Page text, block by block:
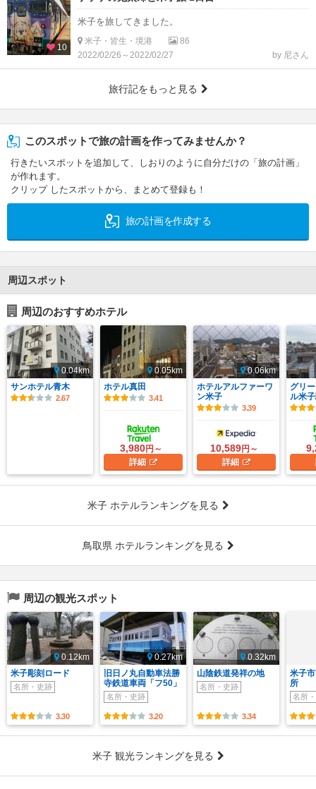
10
米子を旅してきました。
米子・皆生・境港
86
2022/02/26～2022/02/27
by 尼さん
旅行記をもっと見る
このスポットで旅の計画を作ってみませんか？
行きたいスポットを追加して、しおりのように自分だけの「旅の計画」
が作れます。
クリップ したスポットから、まとめて登録も！
旅の計画を作成する
周辺スポット
周辺のおすすめホテル
0.04km
サンホテル青木
2.67
0.05km
ホテル真田
3.41
3,980円～
詳細
0.06km
ホテルアルファーワ
ン米子
3.39
10,589円～
詳細
グリ
ル米
米子 ホテルランキングを見る
鳥取県 ホテルランキングを見る
周辺の観光スポット
0.12km
米子彫刻ロード
名所・史跡
3.30
0.27km
旧日ノ丸自動車法勝
寺鉄道車両「フ50」
名所・史跡
3.20
0.32km
山陰鉄道発祥の地
名所・史跡
3.34
米子
所
名所
米子 観光ランキングを見る